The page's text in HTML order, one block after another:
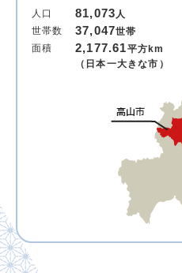
人口 81,073人
世帯数
37,047世帯
面積
2,177.61平方km
（日本一大きな市）